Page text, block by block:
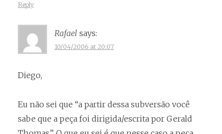
Reply
Rafael says:
10/04/2006 at 20:07
Diego,
Eu não sei que “a partir dessa subversão você
sabe que a peça foi dirigida/escrita por Gerald